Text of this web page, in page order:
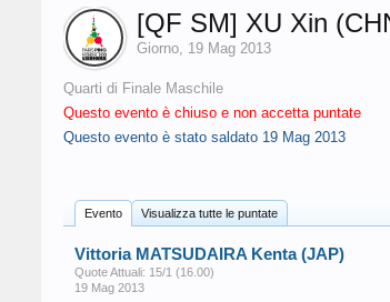
[QF SM] XU Xin
Giorno, 19 Mag 2013
Quarti di Finale Maschile
Questo evento è chiuso e non accetta puntate
Questo evento è stato saldato 19 Mag 2013
Evento Visualizza tutte le puntate
Vittoria MATSUDAIRA Kenta (JAP)
Quote Attuali: 15/1 (16.00)
19 Mag 2013